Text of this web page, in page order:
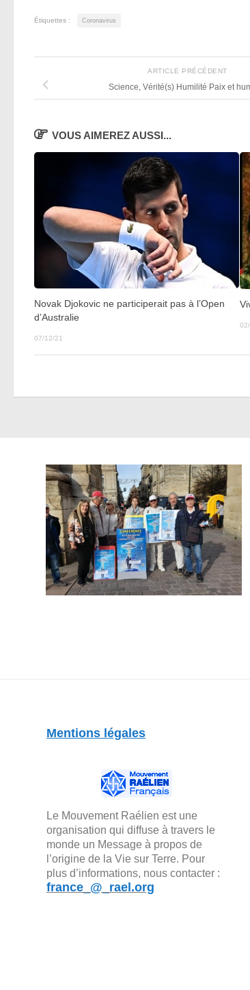
Étiquettes : Coronavirus
ARTICLE PRÉCÉDENT
Science, Vérité(s) Humilité Paix et
VOUS AIMEREZ AUSSI...
Novak Djokovic ne participerait pas à l’Open
d’Australie
07/12/21
Mentions légales
Le Mouvement Raélien est une
organisation qui diffuse à travers le
monde un Message à propos de
l’origine de la Vie sur Terre. Pour
plus d’informations, nous contacter :
france_@_rael.org